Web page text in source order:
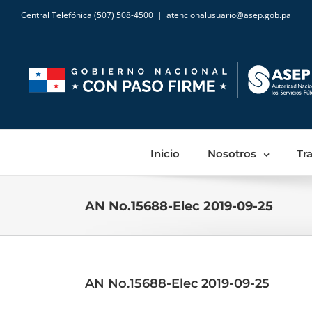
Central Telefónica (507) 508-4500 | atencionalusuario@asep.gob.pa
Inicio Nosotros
AN No.15688-Elec 2019-09-25
AN No.15688-Elec 2019-09-25